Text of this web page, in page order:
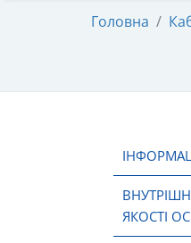
Головна /
ЯКОСТІ